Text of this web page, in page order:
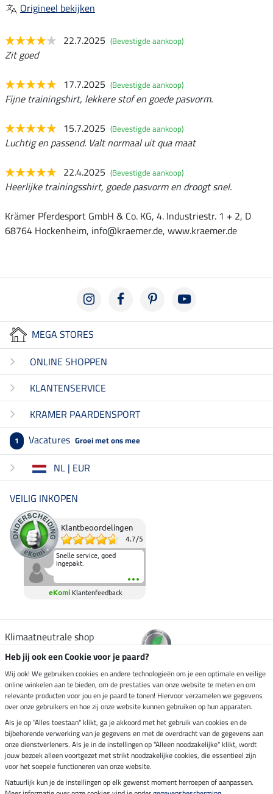
Origineel bekijken
22.7.2025 (Bevestigde aankoop)
Zit goed
17.7.2025 (Bevestigde aankoop)
Fijne trainingshirt, lekkere stof en goede pasvorm.
15.7.2025 (Bevestigde aankoop)
Luchtig en passend. Valt normaal uit qua maat
22.4.2025 (Bevestigde aankoop)
Heerlijke trainingsshirt, goede pasvorm en droogt snel.
Krämer Pferdesport GmbH & Co. KG, 4. Industriestr. 1 + 2, D
68764 Hockenheim, info@kraemer.de, www.kraemer.de
MEGA STORES
ONLINE SHOPPEN
KLANTENSERVICE
KRAMER PAARDENSPORT
1 Vacatures Groei met ons mee
NL | EUR
VEILIG INKOPEN
Klantbeoordelingen
4.7/5
Snelle service, goed
ingepakt.
eKomi Klantenfeedback
Klimaatneutrale shop
Verzending per
Veilig betalen met
Impressum
Heb jij ook een Cookie voor je paard?
Wij ook! We gebruiken cookies en andere technologieën om je een optimale en veilige
online winkelen aan te bieden, om de prestaties van onze website te meten en om
relevante producten voor jou en je paard te tonen! Hiervoor verzamelen we gegevens
over onze gebruikers en hoe zij onze website kunnen gebruiken op hun apparaten.
Als je op "Alles toestaan" klikt, ga je akkoord met het gebruik van cookies en de
bijbehorende verwerking van je gegevens en met de overdracht van de gegevens aan
onze dienstverleners. Als je in de instellingen op "Alleen noodzakelijke" klikt, wordt
jouw bezoek alleen voortgezet met strikt noodzakelijke cookies, die essentieel zijn
voor het soepele functioneren van onze website.
Natuurlijk kun je de instellingen op elk gewenst moment herroepen of aanpassen.